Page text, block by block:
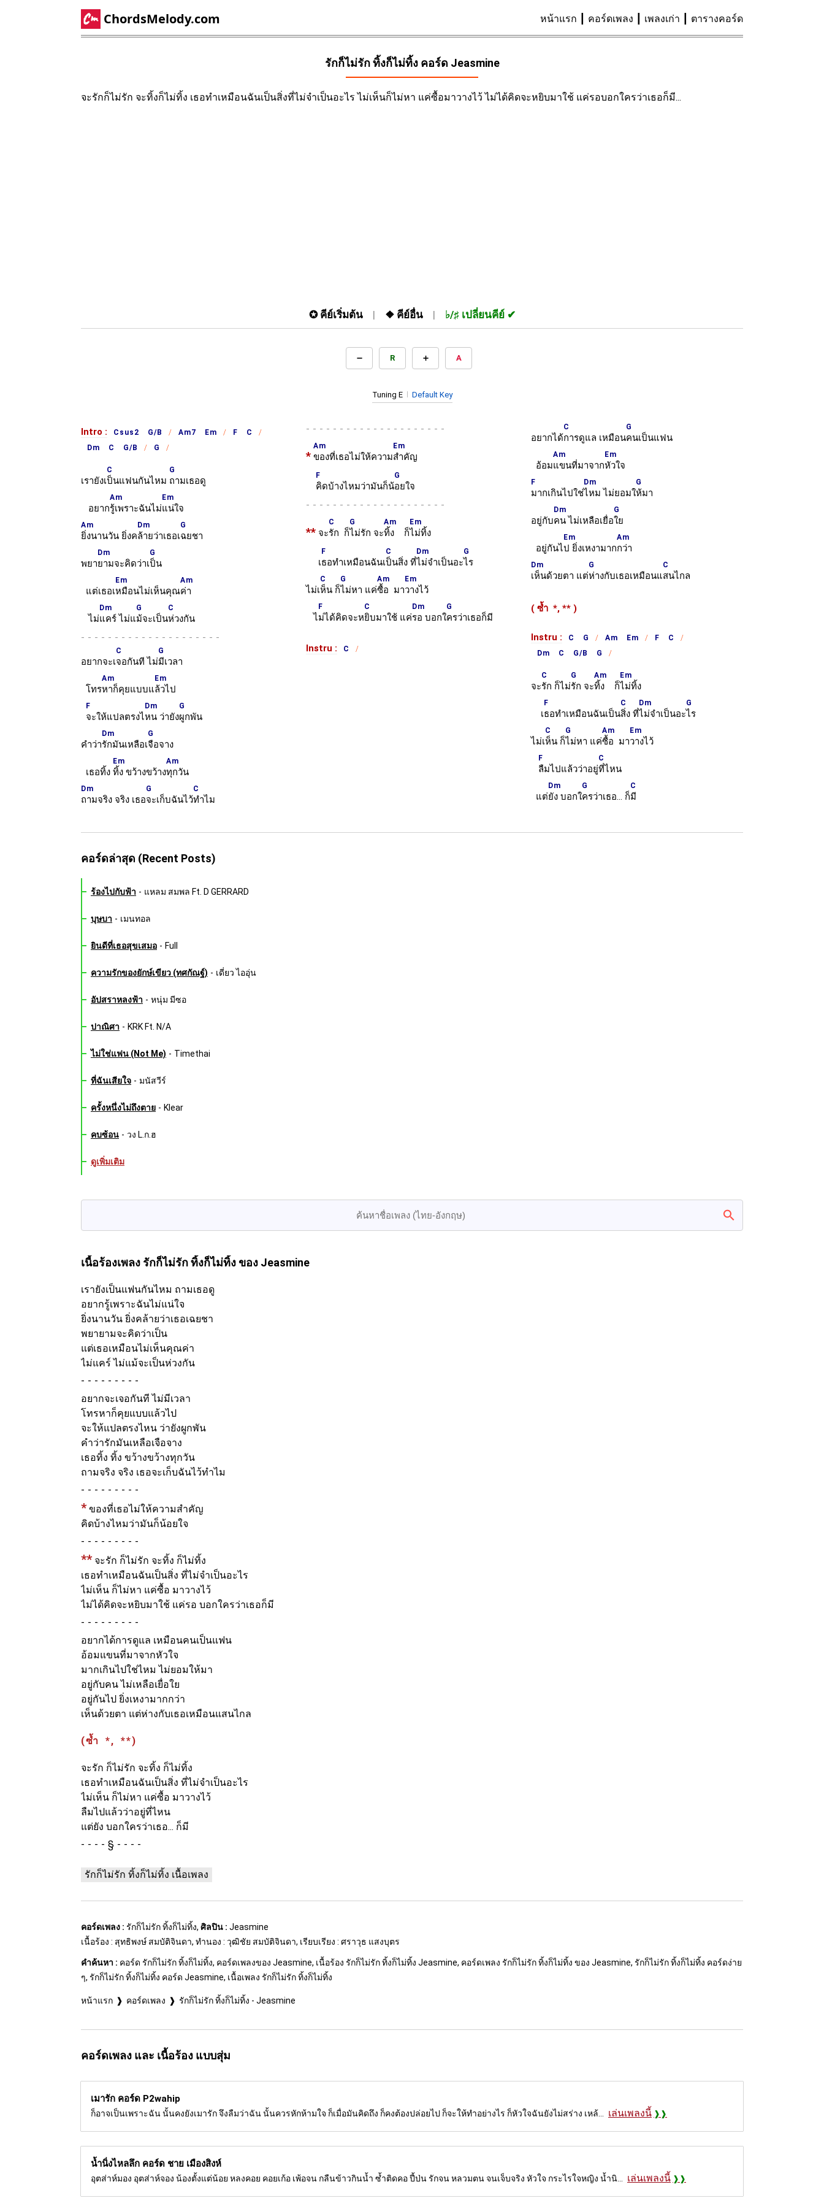
ChordsMelody.com หน้าแรก คอร์ดเพลง เพลงเก่า ตารางคอร์ด
รักก็ไม่รัก ทิ้งก็ไม่ทิ้ง คอร์ด Jeasmine
จะรักก็ไม่รัก จะทิ้งก็ไม่ทิ้ง เธอทำเหมือนฉันเป็นสิ่งที่ไม่จำเป็นอะไร ไม่เห็นก็ไม่หา แค่ซื้อมาวางไว้ ไม่ได้คิดจะหยิบมาใช้ แค่รอบอกใครว่าเธอก็มี...
✪ คีย์เริ่มต้น ❖ คีย์อื่น ♭/♯ เปลี่ยนคีย์
R A
Tuning E Default Key
Intro : Csus2 G/B Am7 Em
F C
Dm C G/B
G
เรายังเ
C
ป็นแฟนกันไหม
G
ถามเธอดู
อยาก
Am
รู้เพราะฉันไม่
Em
แน่ใจ
Am
ยิ่งนานวัน ยิ่งค
Dm
ล้ายว่าเธอเ
G
ฉยชา
พยา
Dm
ยามจะคิดว่าเ
G
ป็น
แต่เธอเ
Em
หมือนไม่เห็นคุณ
Am
ค่า
ไม่
Dm
แคร์ ไม่แ
G
ม้จะเป็น
C
ห่วงกัน
-
อยากจะเ
C
จอกันที ไม่
G
มีเวลา
โทร
Am
หาก็คุยแบบแ
Em
ล้วไป
F
จะให้แปลตรงไ
Dm
หน ว่ายัง
G
ผูกพัน
คำว่า
Dm
รักมันเหลือเ
G
จือจาง
เธอทิ้ง
Em
ทิ้ง ขว้างขว้าง
Am
ทุกวัน
Dm
ถามจริง จริง เธอ
G
จะเก็บฉันไว้
C
ทำไม
-
*
Am
ของที่เธอไม่ให้ความ
Em
สำคัญ
F
คิดบ้างไหมว่ามันก็น้
G
อยใจ
-
**จะ
C
รัก ก็
G
ไม่รัก จะ
Am
ทิ้ง ก็
Em
ไม่ทิ้ง
เ
F
ธอทำเหมือนฉันเ
C
ป็นสิ่ง ที่
Dm
ไม่จำเป็นอะ
G
ไร
ไม่เ
C
ห็น ก็
G
ไม่หา แค่
Am
ซื้อ มา
Em
วางไว้
ไ
F
ม่ได้คิดจะห
C
ยิบมาใช้ แค่
Dm
รอ บอกใ
G
ครว่าเธอก็มี
Instru : C
อยากได้
C
การดูแล เหมือน
G
คนเป็นแฟน
อ้อม
Am
แขนที่มาจาก
Em
หัวใจ
F
มากเกินไปใช่
Dm
ไหม ไม่ยอมใ
G
ห้มา
อยู่กับ
Dm
คน ไม่เหลือเยื่อ
G
ใย
อยู่กันไ
Em
ป ยิ่งเหงามาก
Am
กว่า
Dm
เห็นด้วยตา แต่
G
ห่างกับเธอเหมือนแ
C
สนไกล
( ซ้ำ *, **)
Instru : C G Am Em
F C
Dm C G/B G
จะ
C
รัก ก็ไม่
G
รัก จะ
Am
ทิ้ง ก็
Em
ไม่ทิ้ง
เ
F
ธอทำเหมือนฉันเป็น
C
สิ่ง ที่
Dm
ไม่จำเป็นอะ
G
ไร
ไม่เ
C
ห็น ก็
G
ไม่หา แค่
Am
ซื้อ มา
Em
วางไว้
F
ลืมไปแล้วว่าอยู่
C
ที่ไหน
แต่
Dm
ยัง บอกใ
G
ครว่าเธอ... ก็
C
มี
คอร์ดล่าสุด (Recent Posts)
ร้องไปกับฟ้า - แหลม สมพล Ft. D GERRARD
บุษบา - เมนทอล
ยินดีที่เธอสุขเสมอ - Full
ความรักของยักษ์เขียว (ทศกัณฐ์) - เดี่ยว ไออุ่น
อัปสราหลงฟ้า - หนุ่ม มีซอ
ปาณิศา - KRK Ft. N/A
ไม่ใช่แฟน (Not Me) - Timethai
ที่ฉันเสียใจ - มนัสวีร์
ครั้งหนึ่งไม่ถึงตาย - Klear
คบซ้อน - วง L.ก.ฮ
ดูเพิ่มเติม
เนื้อร้องเพลง รักก็ไม่รัก ทิ้งก็ไม่ทิ้งของ Jeasmine
เรายังเป็นแฟนกันไหม ถามเธอดู
อยากรู้เพราะฉันไม่แน่ใจ
ยิ่งนานวัน ยิ่งคล้ายว่าเธอเฉยชา
พยายามจะคิดว่าเป็น
แต่เธอเหมือนไม่เห็นคุณค่า
ไม่แคร์ ไม่แม้จะเป็นห่วงกัน
-
อยากจะเจอกันที ไม่มีเวลา
โทรหาก็คุยแบบแล้วไป
จะให้แปลตรงไหน ว่ายังผูกพัน
คำว่ารักมันเหลือเจือจาง
เธอทิ้ง ทิ้ง ขว้างขว้างทุกวัน
ถามจริง จริง เธอจะเก็บฉันไว้ทำไม
-
* ของที่เธอไม่ให้ความสำคัญ
คิดบ้างไหมว่ามันก็น้อยใจ
-
** จะรัก ก็ไม่รัก จะทิ้ง ก็ไม่ทิ้ง
เธอทำเหมือนฉันเป็นสิ่ง ที่ไม่จำเป็นอะไร
ไม่เห็น ก็ไม่หา แค่ซื้อ มาวางไว้
ไม่ได้คิดจะหยิบมาใช้ แค่รอ บอกใครว่าเธอก็มี
-
อยากได้การดูแล เหมือนคนเป็นแฟน
อ้อมแขนที่มาจากหัวใจ
มากเกินไปใช่ไหม ไม่ยอมให้มา
อยู่กับคน ไม่เหลือเยื่อใย
อยู่กันไป ยิ่งเหงามากกว่า
เห็นด้วยตา แต่ห่างกับเธอเหมือนแสนไกล
(ซ้ำ *, **)
จะรัก ก็ไม่รัก จะทิ้ง ก็ไม่ทิ้ง
เธอทำเหมือนฉันเป็นสิ่ง ที่ไม่จำเป็นอะไร
ไม่เห็น ก็ไม่หา แค่ซื้อ มาวางไว้
ลืมไปแล้วว่าอยู่ที่ไหน
แต่ยัง บอกใครว่าเธอ... ก็มี
§
รักก็ไม่รัก ทิ้งก็ไม่ทิ้ง เนื้อเพลง
คอร์ดเพลง : รักก็ไม่รัก ทิ้งก็ไม่ทิ้ง, ศิลปิน : Jeasmine
เนื้อร้อง : สุทธิพงษ์ สมบัติจินดา, ทำนอง : วุฒิชัย สมบัติจินดา, เรียบเรียง : ศราวุธ แสงบุตร
คำค้นหา : คอร์ด รักก็ไม่รัก ทิ้งก็ไม่ทิ้ง, คอร์ดเพลงของ Jeasmine, เนื้อร้อง รักก็ไม่รัก ทิ้งก็ไม่ทิ้ง Jeasmine, คอร์ดเพลง รักก็ไม่รัก ทิ้งก็ไม่ทิ้ง ของ Jeasmine, รักก็ไม่รัก ทิ้งก็ไม่ทิ้ง คอร์ดง่าย
ๆ, รักก็ไม่รัก ทิ้งก็ไม่ทิ้ง คอร์ด Jeasmine, เนื้อเพลง รักก็ไม่รัก ทิ้งก็ไม่ทิ้ง
หน้าแรก คอร์ดเพลง รักก็ไม่รัก ทิ้งก็ไม่ทิ้ง - Jeasmine
คอร์ดเพลง และ เนื้อร้อง แบบสุ่ม
เมารัก คอร์ด P2wahip
ก็อาจเป็นเพราะฉัน นั้นคงยังเมารัก จึงลืมว่าฉัน นั้นควรหักห้ามใจ ก็เมื่อมันคิดถึง ก็คงต้องปล่อยไป ก็จะให้ทำอย่างไร ก็หัวใจฉันยังไม่สร่าง เหล้... เล่นเพลงนี้
น้ำนิ่งไหลลึก คอร์ด ชาย เมืองสิงห์
อุตส่าห์มอง อุตส่าห์จอง น้องตั้งแต่น้อย หลงคอย คอยเก้อ เพ้อจน กลืนข้าวกินน้ำ ซ้ำติดคอ ปี้ป่น รักจน หลวมตน จนเจ็บจริง หัวใจ กระไรใจหญิง น้ำนิ... เล่นเพลงนี้